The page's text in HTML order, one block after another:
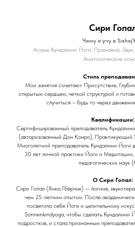
Сири
Чему я учу в
Асаны Кундалини Йоги, Пранаяма, Звук,
Анатомические
Стиль
Мои занятия сочетают Присутствие,
открытым сердцем, четкой структурой и
случиться – будь то через
Квалификации:
Сертифицированный преподаватель
(авторизованный Дон Конро), Практикующий
Многолетний преподаватель Кундалини Йоги
30 лет личной практики Йоги и
педагогических наук
О Сири Гопал:
Сири Гопал (Янка Гбёрчик) — йогиня,
чем 25-летним опытом. После
посвятила себя Йоге и целительному
Sonnenkindyoga, чтобы сделать Кундалини
подростков, и стала признанным